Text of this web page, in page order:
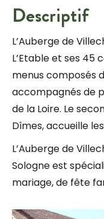
Descriptif
L’Auberge de
L’Etable et ses 45
menus composés
accompagnés de
de la Loire. Le
Dîmes, accueille
L’Auberge de
Sologne est
mariage, de fête